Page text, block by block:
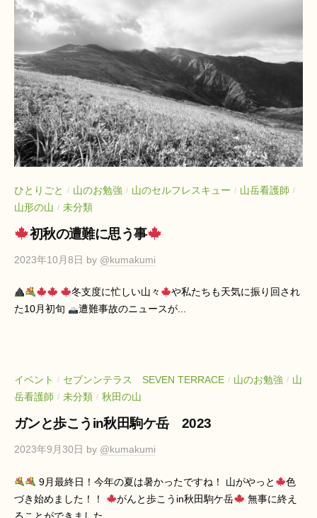
ひとりごと / 山のお勉強 / 山のセルフレスキュー / 山岳看護師 /
山形の山 / 未分類
初秋の遭難に思う事
2023年10月8日 by @kumakumi
冬支度に忙しい山々
や私たちも天気に振り回され
た10月初旬
遭難事故のニュースが...
イベント / セブンンテラス SEVEN TERRACE / 山のお勉強 / 山
岳看護師 / 未分類 / 秋田の山
ガンと歩こうin秋田駒ケ岳 2023
2023年9月30日 by @kumakumi
9月最終日！今年の夏は暑かったですね！ 山がやっと
色
づき始めました！！
がんと歩こうin秋田駒ケ岳
無事に終え